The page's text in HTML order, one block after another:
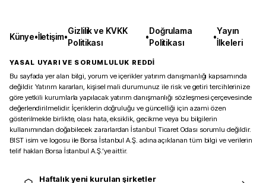
Künye•İletişim•
Gizlilik ve KVKK
Politikası
•
Doğrulama
Politikası
•
Yayın
İlkeleri
YASAL UYARI VE SORUMLULUK REDDİ
Bu sayfada yer alan bilgi, yorum ve içerikler yatırım danışmanlığı kapsamında
değildir. Yatırım kararları, kişisel mali durumunuz ile risk ve getiri tercihlerinize
göre yetkili kurumlarla yapılacak yatırım danışmanlığı sözleşmesi çerçevesinde
değerlendirilmelidir. İçeriklerin doğruluğu ve güncelliği için azami özen
gösterilmekle birlikte, olası hata, eksiklik, gecikme veya bu bilgilerin
kullanımından doğabilecek zararlardan İstanbul Ticaret Odası sorumlu değildir.
BIST isim ve logosu ile Borsa İstanbul A.Ş. adına açıklanan tüm bilgi ve verilerin
telif hakları Borsa İstanbul A.Ş.’ye aittir.
Haftalık yeni kurulan şirketler